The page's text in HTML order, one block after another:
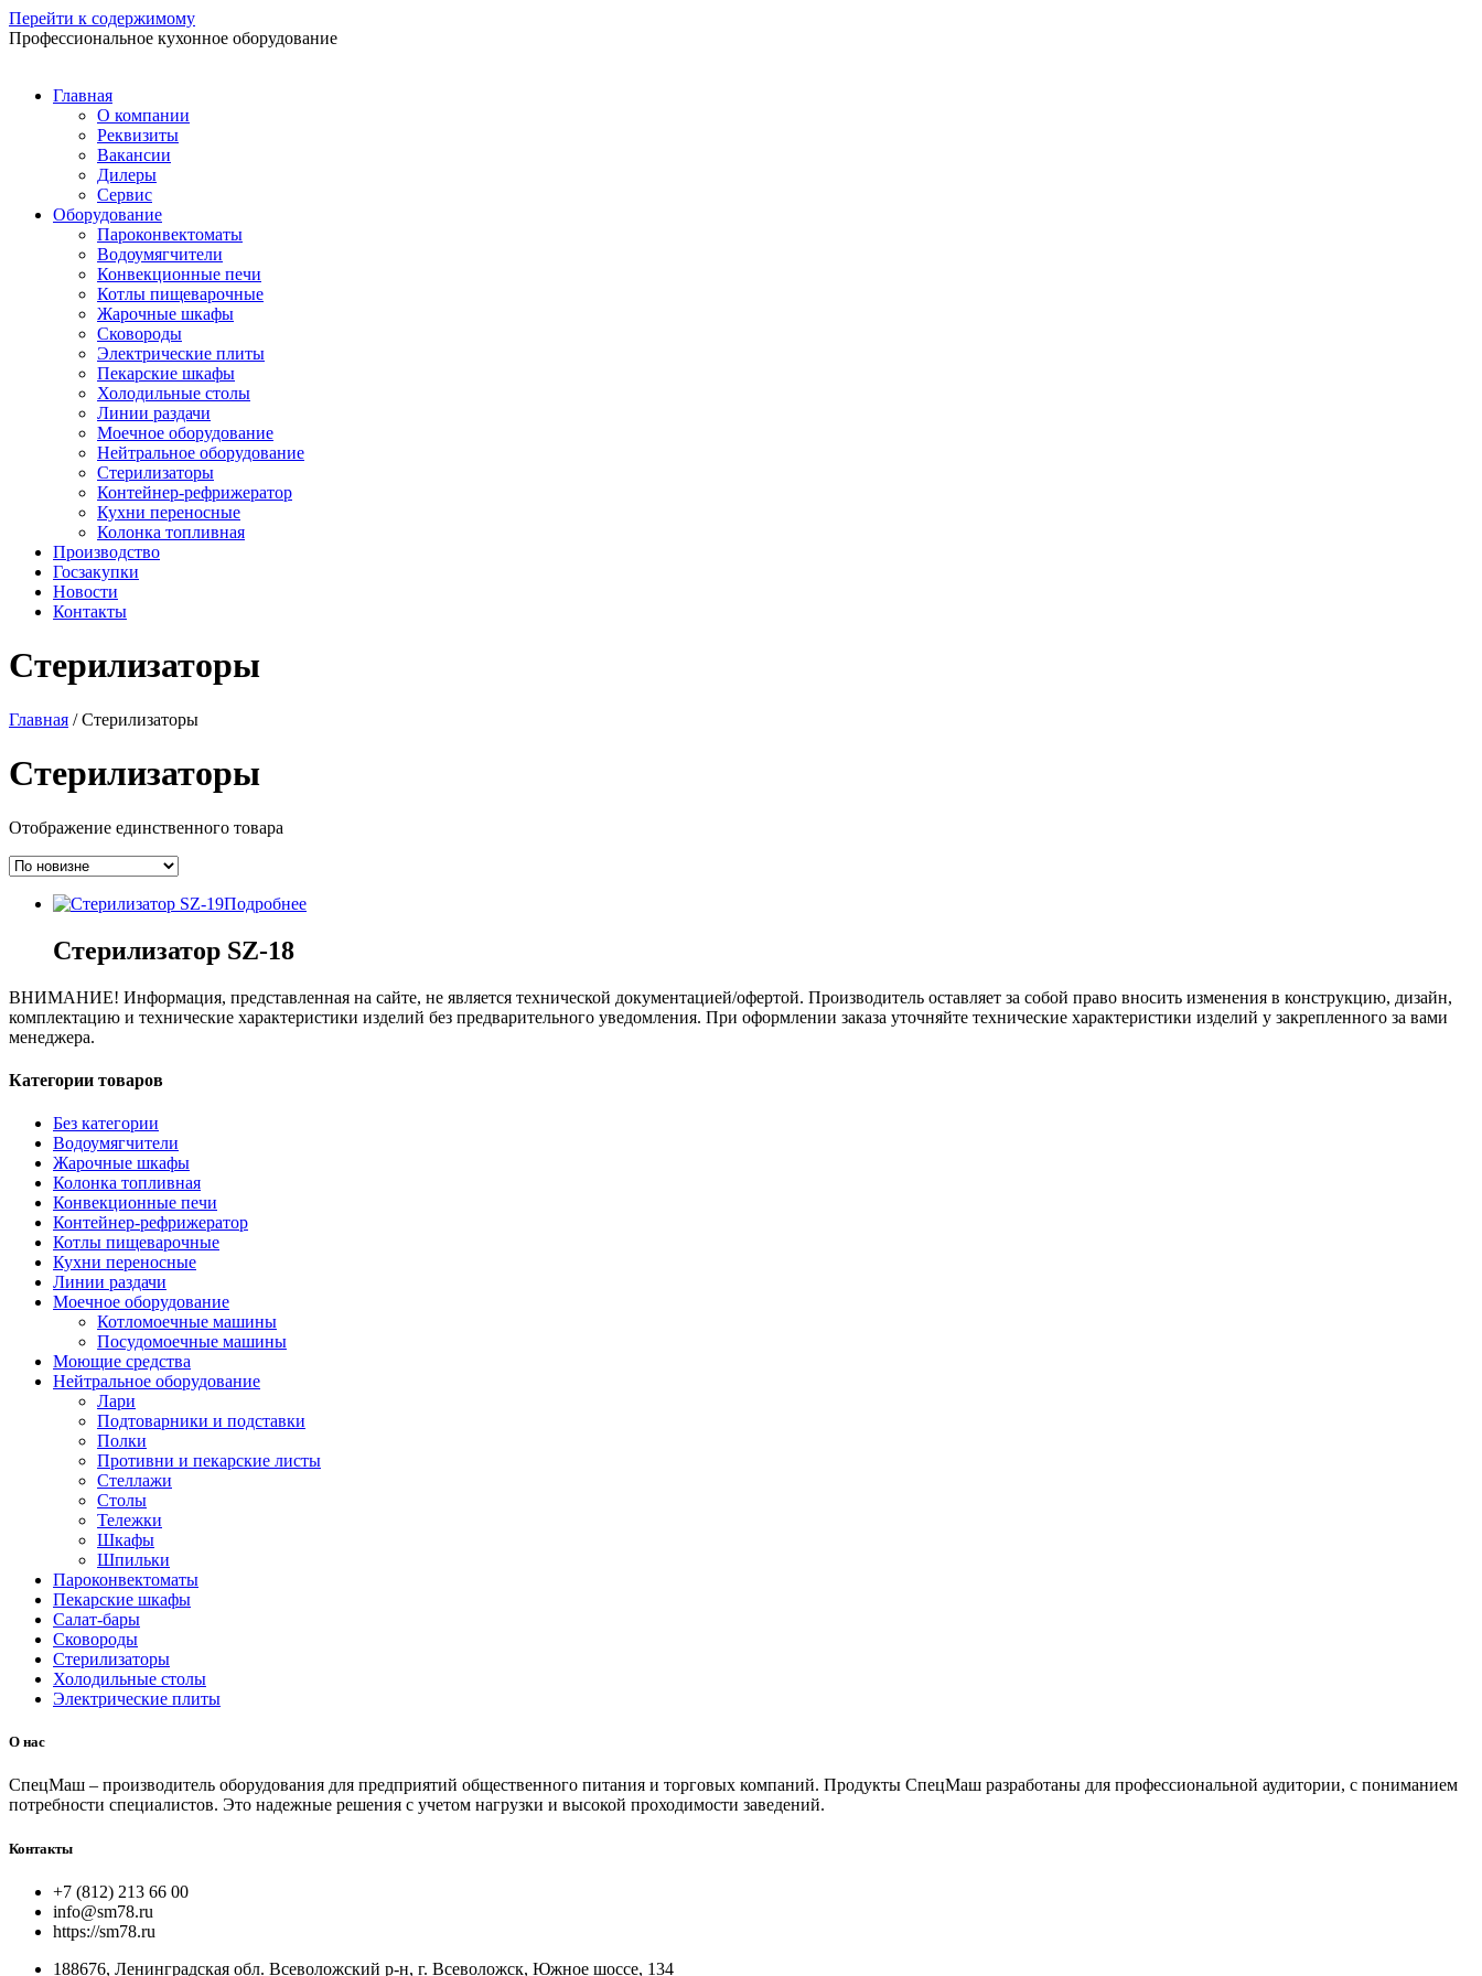
Перейти к содержимому
Профессиональное кухонное оборудование
Главная
О компании
Реквизиты
Вакансии
Дилеры
Сервис
Оборудование
Пароконвектоматы
Водоумягчители
Конвекционные печи
Котлы пищеварочные
Жарочные шкафы
Сковороды
Электрические плиты
Пекарские шкафы
Холодильные столы
Линии раздачи
Моечное оборудование
Нейтральное оборудование
Стерилизаторы
Контейнер-рефрижератор
Кухни переносные
Колонка топливная
Производство
Госзакупки
Новости
Контакты
Стерилизаторы
Главная / Стерилизаторы
Стерилизаторы
Отображение единственного товара
Подробнее
Стерилизатор SZ-18
ВНИМАНИЕ! Информация, представленная на сайте, не является технической документацией/офертой. Производитель оставляет за собой право вносить изменения в конструкцию, дизайн,
комплектацию и технические характеристики изделий без предварительного уведомления. При оформлении заказа уточняйте технические характеристики изделий у закрепленного за вами
менеджера.
Категории товаров
Без категории
Водоумягчители
Жарочные шкафы
Колонка топливная
Конвекционные печи
Контейнер-рефрижератор
Котлы пищеварочные
Кухни переносные
Линии раздачи
Моечное оборудование
Котломоечные машины
Посудомоечные машины
Моющие средства
Нейтральное оборудование
Лари
Подтоварники и подставки
Полки
Противни и пекарские листы
Стеллажи
Столы
Тележки
Шкафы
Шпильки
Пароконвектоматы
Пекарские шкафы
Салат-бары
Сковороды
Стерилизаторы
Холодильные столы
Электрические плиты
О нас
СпецМаш – производитель оборудования для предприятий общественного питания и торговых компаний. Продукты СпецМаш разработаны для профессиональной аудитории, с пониманием
потребности специалистов. Это надежные решения с учетом нагрузки и высокой проходимости заведений.
Контакты
+7 (812) 213 66 00
info@sm78.ru
https://sm78.ru
188676, Ленинградская обл. Всеволожский р-н, г. Всеволожск, Южное шоссе, 134